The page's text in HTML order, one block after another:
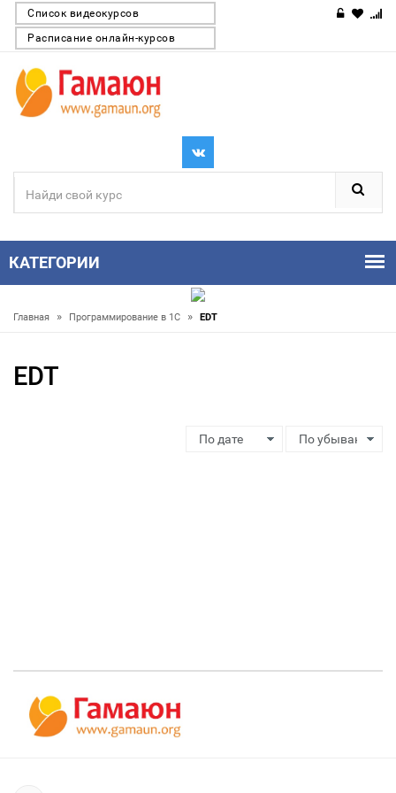
Список видеокурсов
Расписание онлайн-курсов
КАТЕГОРИИ
Главная » Программирование в 1С » EDT
EDT